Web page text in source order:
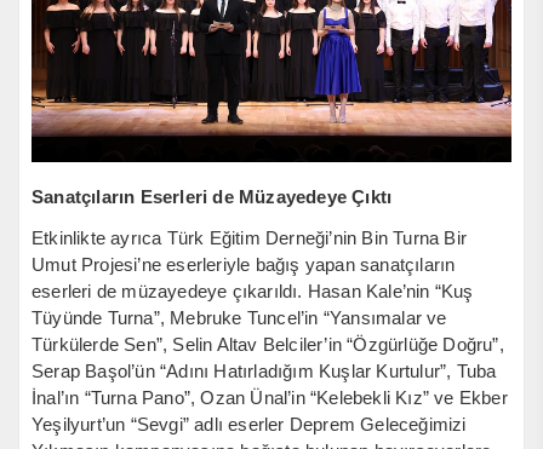
Sanatçıların Eserleri de Müzayedeye Çıktı
Etkinlikte ayrıca Türk Eğitim Derneği’nin Bin Turna Bir
Umut Projesi’ne eserleriyle bağış yapan sanatçıların
eserleri de müzayedeye çıkarıldı. Hasan Kale’nin “Kuş
Tüyünde Turna”, Mebruke Tuncel’in “Yansımalar ve
Türkülerde Sen”, Selin Altav Belciler’in “Özgürlüğe Doğru”,
Serap Başol’ün “Adını Hatırladığım Kuşlar Kurtulur”, Tuba
İnal’ın “Turna Pano”, Ozan Ünal’in “Kelebekli Kız” ve Ekber
Yeşilyurt’un “Sevgi” adlı eserler Deprem Geleceğimizi